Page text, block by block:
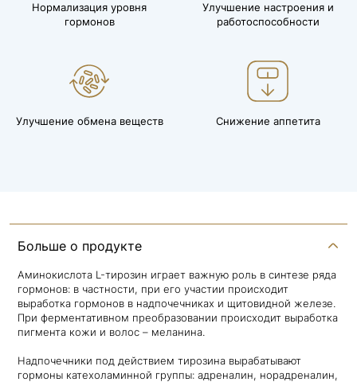
Нормализация уровня
гормонов
Улучшение настроения и
работоспособности
Улучшение обмена веществ Снижение аппетита
Больше о продукте
Аминокислота L-тирозин играет важную роль в синтезе ряда
гормонов: в частности, при его участии происходит
выработка гормонов в надпочечниках и щитовидной железе.
При ферментативном преобразовании происходит выработка
пигмента кожи и волос – меланина.
Надпочечники под действием тирозина вырабатывают
гормоны катехоламинной группы: адреналин, норадреналин,